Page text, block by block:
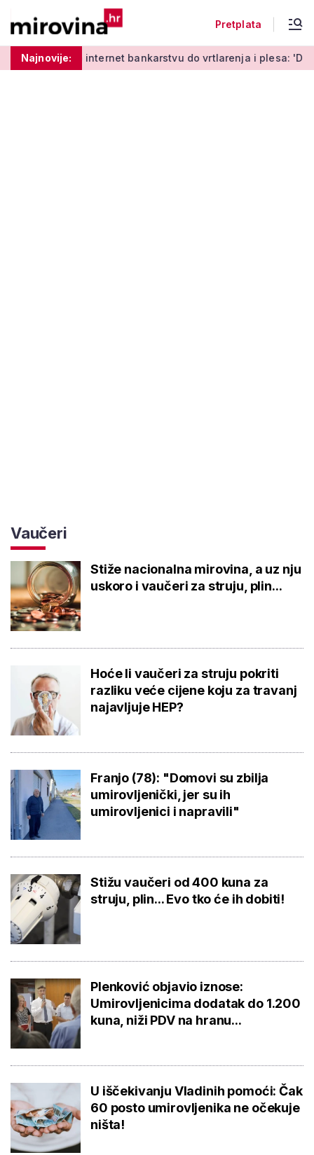
Pretplata
Najnovije:
o internet bankarstvu do vrtlarenja i plesa: 'Da starije
Vaučeri
Stiže nacionalna mirovina, a uz nju
uskoro i vaučeri za struju, plin...
Hoće li vaučeri za struju pokriti
razliku veće cijene koju za travanj
najavljuje HEP?
Franjo (78): "Domovi su zbilja
umirovljenički, jer su ih
umirovljenici i napravili"
Stižu vaučeri od 400 kuna za
struju, plin... Evo tko će ih dobiti!
Plenković objavio iznose:
Umirovljenicima dodatak do 1.200
kuna, niži PDV na hranu...
U iščekivanju Vladinih pomoći: Čak
60 posto umirovljenika ne očekuje
ništa!